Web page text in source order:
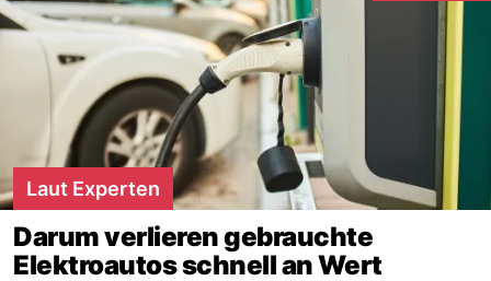
Laut Experten
Darum verlieren gebrauchte
Elektroautos schnell an Wert